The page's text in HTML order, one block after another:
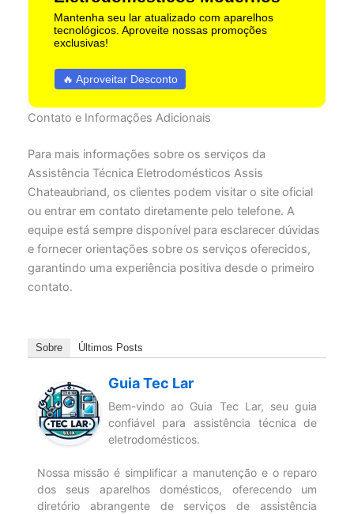
Mantenha seu lar atualizado com aparelhos
tecnológicos. Aproveite nossas promoções
exclusivas!
🔥 Aproveitar Desconto
Contato e Informações Adicionais
Para mais informações sobre os serviços da
Assistência Técnica Eletrodomésticos Assis
Chateaubriand, os clientes podem visitar o site oficial
ou entrar em contato diretamente pelo telefone. A
equipe está sempre disponível para esclarecer dúvidas
e fornecer orientações sobre os serviços oferecidos,
garantindo uma experiência positiva desde o primeiro
contato.
Sobre Últimos Posts
Guia Tec Lar
Bem-vindo ao Guia Tec Lar, seu guia
confiável para assistência técnica de
eletrodomésticos.
Nossa missão é simplificar a manutenção e o reparo
dos seus aparelhos domésticos, oferecendo um
diretório abrangente de serviços de assistência